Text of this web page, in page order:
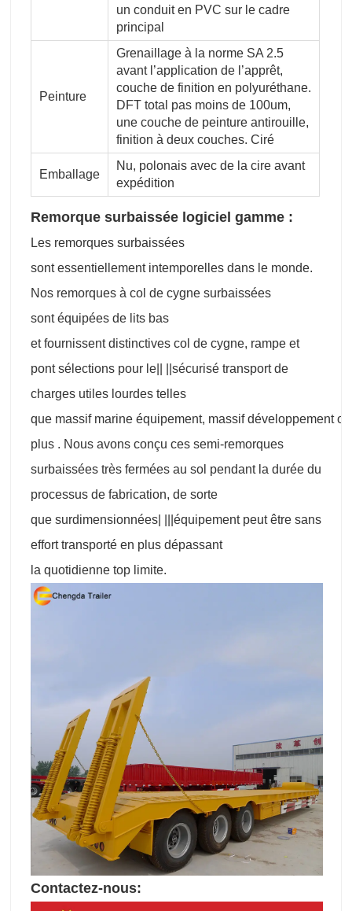
un conduit en PVC sur le cadre
principal
Peinture
Grenaillage à la norme SA 2.5
avant l’application de l’apprêt,
couche de finition en polyuréthane.
DFT total pas moins de 100um,
une couche de peinture antirouille,
finition à deux couches. Ciré
Emballage
Nu, polonais avec de la cire avant
expédition
Remorque surbaissée logiciel gamme :
Les remorques surbaissées
sont essentiellement intemporelles dans le monde.
Nos remorques à col de cygne surbaissées
sont équipées de lits bas
et fournissent distinctives col de cygne, rampe et
pont sélections pour le|| ||sécurisé transport de
charges utiles lourdes telles
que massif marine équipement, massif développement
plus . Nous avons conçu ces semi-remorques
surbaissées très fermées au sol pendant la durée du
processus de fabrication, de sorte
que surdimensionnées| |||équipement peut être sans
effort transporté en plus dépassant
la quotidienne top limite.
Contactez-nous: